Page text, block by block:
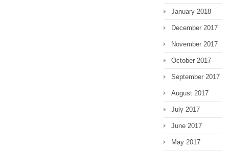
January 2018
December 2017
November 2017
October 2017
September 2017
August 2017
July 2017
June 2017
May 2017